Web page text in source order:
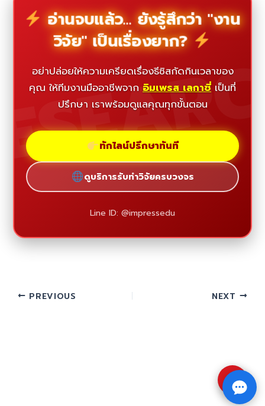
อ่านจบแล้ว... ยังรู้สึกว่า "งาน
วิจัย" เป็นเรื่องยาก?
อย่าปล่อยให้ความเครียดเรื่องธีซิสกัดกินเวลาของ
คุณ ให้ทีมงานมืออาชีพจาก อิมเพรส เลกาซี่ เป็นที่
ปรึกษา เราพร้อมดูแลคุณทุกขั้นตอน
ทักไลน์ปรึกษาทันที
ดูบริการรับทำวิจัยครบวงจร
Line ID: @impressedu
PREVIOUS NEXT
⇧